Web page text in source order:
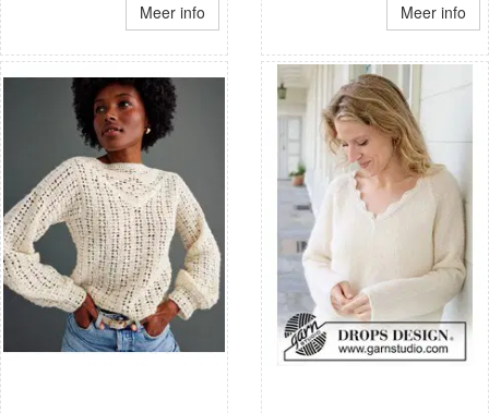
Meer info Meer info